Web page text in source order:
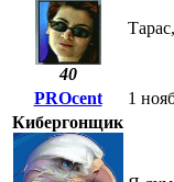
40
PROcent
1
Кибергонщик